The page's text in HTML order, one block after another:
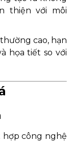
thiện với môi
cao, hạn
họa tiết so với
hợp công nghệ